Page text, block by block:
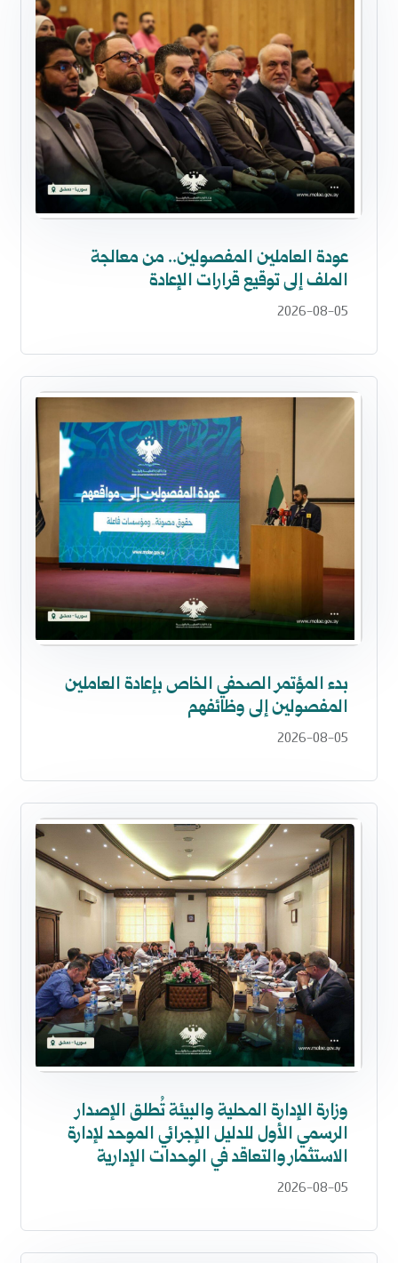
عودة العاملين المفصولين.. من معالجة
الملف إلى توقيع قرارات الإعادة
2026-08-05
بدء المؤتمر الصحفي الخاص بإعادة العاملين
المفصولين إلى وظائفهم
2026-08-05
وزارة الإدارة المحلية والبيئة تُطلق الإصدار
الرسمي الأول للدليل الإجرائي الموحد لإدارة
الاستثمار والتعاقد في الوحدات الإدارية
2026-08-05